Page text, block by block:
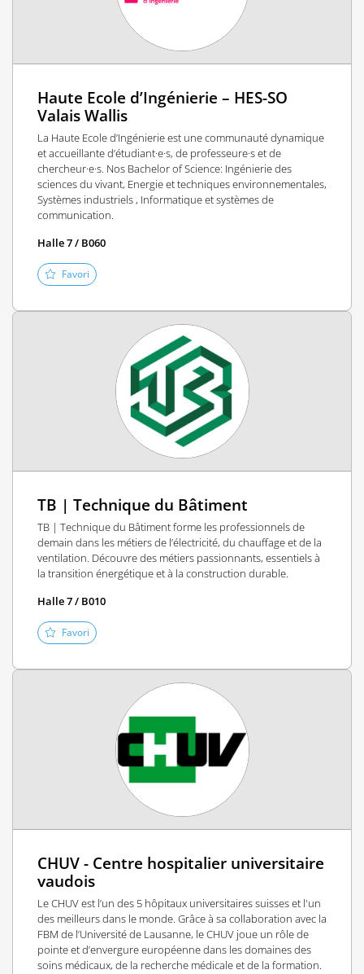
Haute Ecole d’Ingénierie – HES-SO
Valais Wallis
La Haute Ecole d’Ingénierie est une communauté dynamique
et accueillante d’étudiant·e·s, de professeure·s et de
chercheur·e·s. Nos Bachelor of Science: Ingénierie des
sciences du vivant, Energie et techniques environnementales,
Systèmes industriels , Informatique et systèmes de
communication.
Halle 7 / B060
Favori
TB | Technique du Bâtiment
TB | Technique du Bâtiment forme les professionnels de
demain dans les métiers de l’électricité, du chauffage et de la
ventilation. Découvre des métiers passionnants, essentiels à
la transition énergétique et à la construction durable.
Halle 7 / B010
Favori
CHUV - Centre hospitalier universitaire
vaudois
Le CHUV est l’un des 5 hôpitaux universitaires suisses et l'un
des meilleurs dans le monde. Grâce à sa collaboration avec la
FBM de l’Université de Lausanne, le CHUV joue un rôle de
pointe et d’envergure européenne dans les domaines des
soins médicaux, de la recherche médicale et de la formation.